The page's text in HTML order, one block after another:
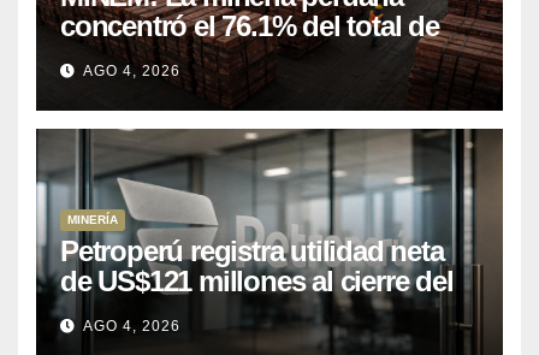
concentró el 76.1% del total de
las exportaciones nacionales
entre enero y abril de 2026
AGO 4, 2026
MINERÍA
Petroperú registra utilidad neta
de US$121 millones al cierre del
primer semestre 2026
AGO 4, 2026